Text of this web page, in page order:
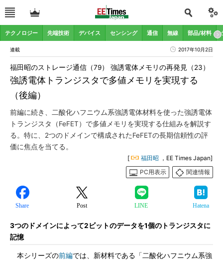
テクノロジー 先端技術 デバイス センシング 通信 無線 部品/材料
連載 2017年10月2日
強誘電体トランジスタで多値メモリを実現する
（後編）
福田昭のストレージ通信（79） 強誘電体メモリの再発見（23）
前編に続き、二酸化ハフニウム系強誘電体材料を使った強誘電体
トランジスタ（FeFET）で多値メモリを実現する仕組みを解説す
る。特に、2つのドメインで構成されたFeFETの長期信頼性の評
価に焦点を当てる。
[ 福田昭 ，EE Times Japan]
PC用表示
関連情報
Share Post LINE Hatena
3つのドメインによって2ビットのデータを1個のトランジスタに
記憶
本シリーズの前編では、新材料である「二酸化ハフニウム系強